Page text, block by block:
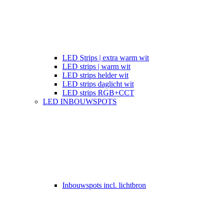
LED Strips | extra warm wit
LED strips | warm wit
LED strips helder wit
LED strips daglicht wit
LED strips RGB+CCT
LED INBOUWSPOTS
Inbouwspots incl. lichtbron